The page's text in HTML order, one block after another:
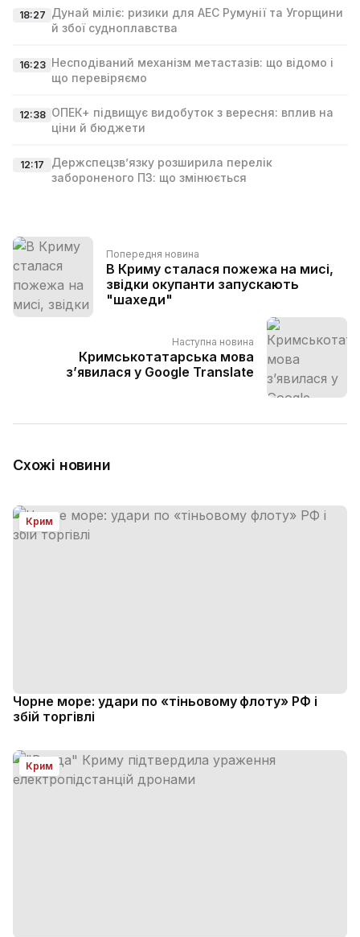
18:27 Дунай міліє: ризики для АЕС Румунії та Угорщини
й збої судноплавства
16:23 Несподіваний механізм метастазів: що відомо і
що перевіряємо
12:38 ОПЕК+ підвищує видобуток з вересня: вплив на
ціни й бюджети
12:17
Держспецзв’язку розширила перелік
забороненого ПЗ: що змінюється
Попередня новина
В Криму сталася пожежа на мисі,
звідки окупанти запускають
"шахеди"
Наступна новина
Кримськотатарська мова
з’явилася у Google Translate
Схожі новини
Крим
Чорне море: удари по «тіньовому флоту» РФ і
збій торгівлі
Крим